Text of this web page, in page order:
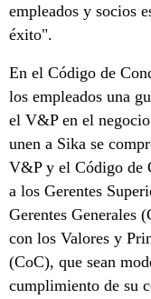
empleados y socios
éxito".
En el Código de
los empleados una
el V&P en el
unen a Sika se
V&P y el Código de
a los Gerentes
Gerentes Generales
con los Valores y
(CoC), que sean
cumplimiento de su